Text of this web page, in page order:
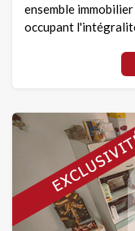
ensemble
occupant